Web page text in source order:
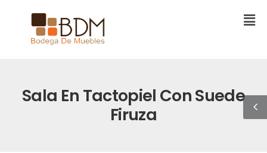
Sala En Tactopiel Con Suede
Firuza